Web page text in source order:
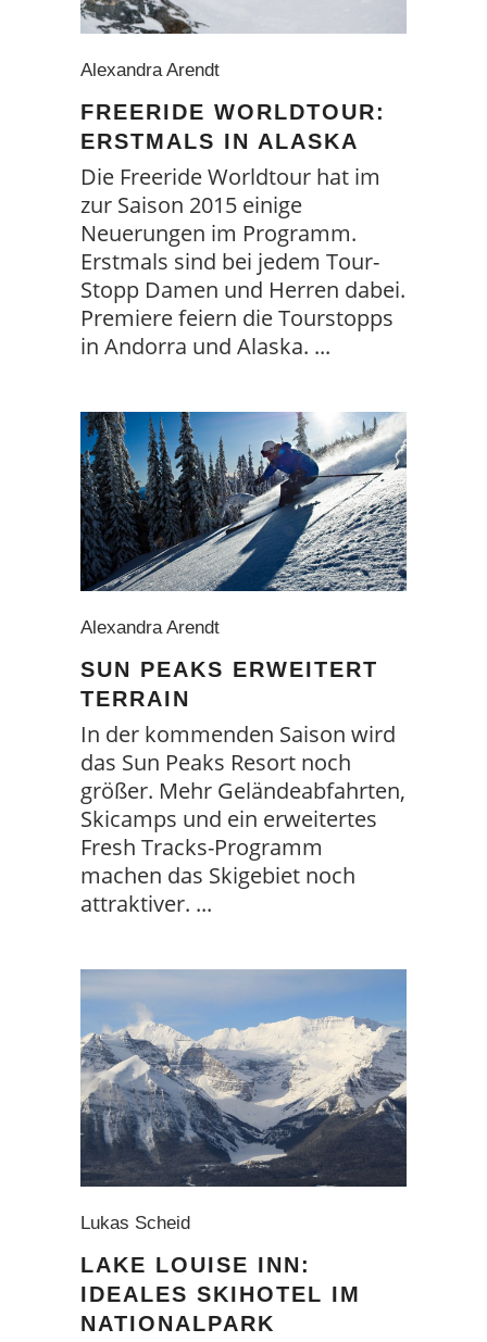
Alexandra Arendt
FREERIDE WORLDTOUR:
ERSTMALS IN ALASKA
Die Freeride Worldtour hat im
zur Saison 2015 einige
Neuerungen im Programm.
Erstmals sind bei jedem Tour-
Stopp Damen und Herren dabei.
Premiere feiern die Tourstopps
in Andorra und Alaska.
Alexandra Arendt
SUN PEAKS ERWEITERT
TERRAIN
In der kommenden Saison wird
das Sun Peaks Resort noch
größer. Mehr Geländeabfahrten,
Skicamps und ein erweitertes
Fresh Tracks-Programm
machen das Skigebiet noch
attraktiver.
Lukas Scheid
LAKE LOUISE INN:
IDEALES SKIHOTEL IM
NATIONALPARK